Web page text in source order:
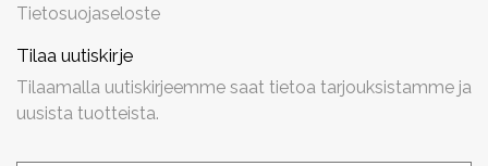
Tietosuojaseloste
Tilaa uutiskirje
Tilaamalla uutiskirjeemme saat tietoa tarjouksistamme ja
uusista tuotteista.